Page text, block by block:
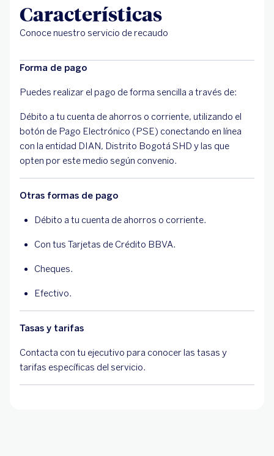
Características
Conoce nuestro servicio de recaudo
Forma de pago
Puedes realizar el pago de forma sencilla a través de:
Débito a tu cuenta de ahorros o corriente, utilizando el
botón de Pago Electrónico (PSE) conectando en línea
con la entidad DIAN, Distrito Bogotá SHD y las que
opten por este medio según convenio.
Otras formas de pago
Débito a tu cuenta de ahorros o corriente.
Con tus Tarjetas de Crédito BBVA.
Cheques.
Efectivo.
Tasas y tarifas
Contacta con tu ejecutivo para conocer las tasas y
tarifas específicas del servicio.